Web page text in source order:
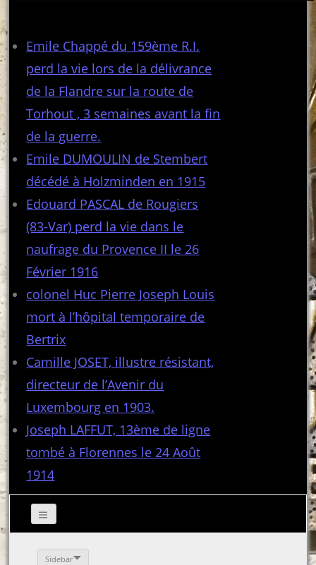
Emile Chappé du 159ème R.I.
perd la vie lors de la délivrance
de la Flandre sur la route de
Torhout , 3 semaines avant la fin
de la guerre.
Emile DUMOULIN de Stembert
décédé à Holzminden en 1915
Edouard PASCAL de Rougiers
(83-Var) perd la vie dans le
naufrage du Provence II le 26
Février 1916
colonel Huc Pierre Joseph Louis
mort à l’hôpital temporaire de
Bertrix
Camille JOSET, illustre résistant,
directeur de l’Avenir du
Luxembourg en 1903.
Joseph LAFFUT, 13ème de ligne
tombé à Florennes le 24 Août
1914
Sidebar